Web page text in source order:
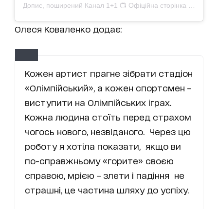
Олеся Коваленко додає:
Кожен артист прагне зібрати стадіон
«Олімпійський», а кожен спортсмен –
виступити на Олімпійських іграх.
Кожна людина стоїть перед страхом
чогось нового, незвіданого. Через цю
роботу я хотіла показати, якщо ви
по-справжньому «горите» своєю
справою, мрією – злети і падіння не
страшні, це частина шляху до успіху.